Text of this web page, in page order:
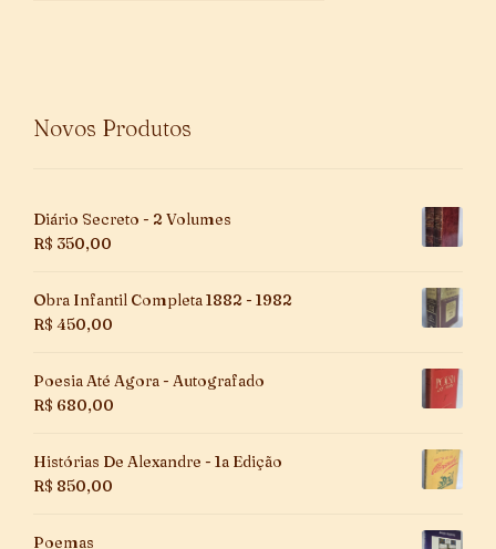
Novos Produtos
Diário Secreto - 2 Volumes
R$ 350,00
Obra Infantil Completa 1882 - 1982
R$ 450,00
Poesia Até Agora - Autografado
R$ 680,00
Histórias De Alexandre - 1a Edição
R$ 850,00
Poemas